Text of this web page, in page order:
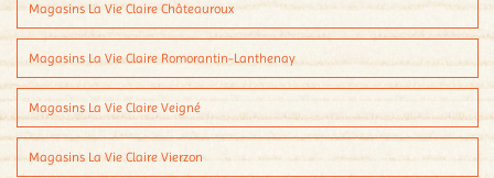
Magasins La Vie Claire Châteauroux
Magasins La Vie Claire Romorantin-Lanthenay
Magasins La Vie Claire Veigné
Magasins La Vie Claire Vierzon